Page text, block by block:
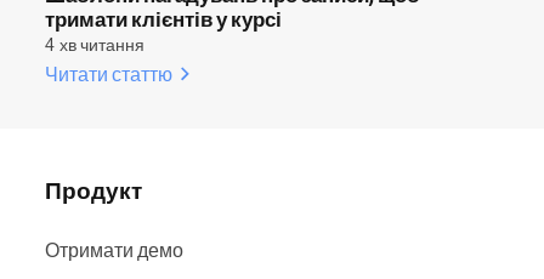
тримати клієнтів у курсі
4 хв читання
Читати статтю
Продукт
Отримати демо